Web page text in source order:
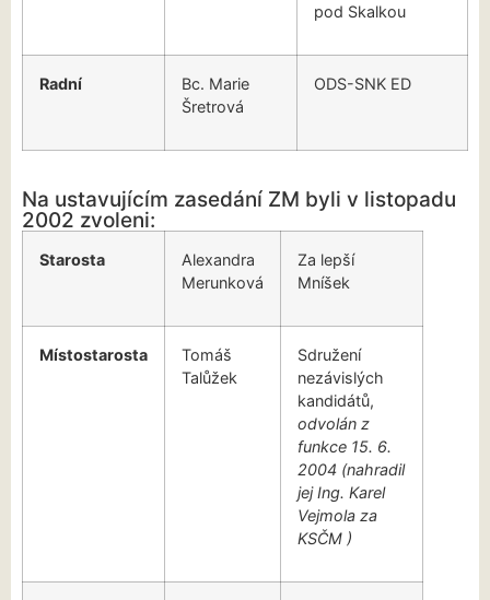
pod Skalkou
Radní
Bc. Marie
Šretrová
ODS-SNK ED
Na ustavujícím zasedání ZM byli v listopadu
2002 zvoleni:
Starosta
Alexandra
Merunková
Za lepší
Mníšek
Místostarosta
Tomáš
Talůžek
Sdružení
nezávislých
kandidátů,
odvolán z
funkce 15. 6.
2004 (nahradil
jej Ing. Karel
Vejmola za
KSČM )